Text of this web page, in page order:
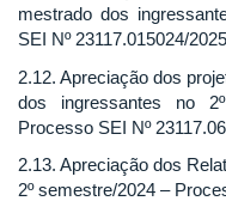
mestrado dos
SEI Nº 23117.015024/
2.12. Apreciação dos
dos ingressantes no
Processo SEI Nº
2.13. Apreciação dos
2º semestre/2024 –